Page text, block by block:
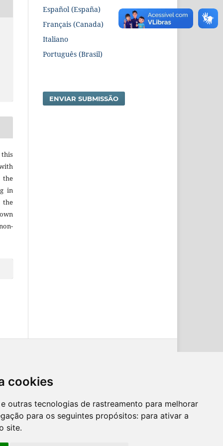
cookies
outras tecnologias de rastreamento para melhorar
para os seguintes propósitos: para ativar a
site.
this
in
Español (España)
Français (Canada)
Italiano
Português (Brasil)
ENVIAR SUBMISSÃO